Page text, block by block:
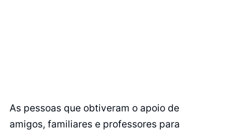
As pessoas que obtiveram o apoio de
amigos, familiares e professores para